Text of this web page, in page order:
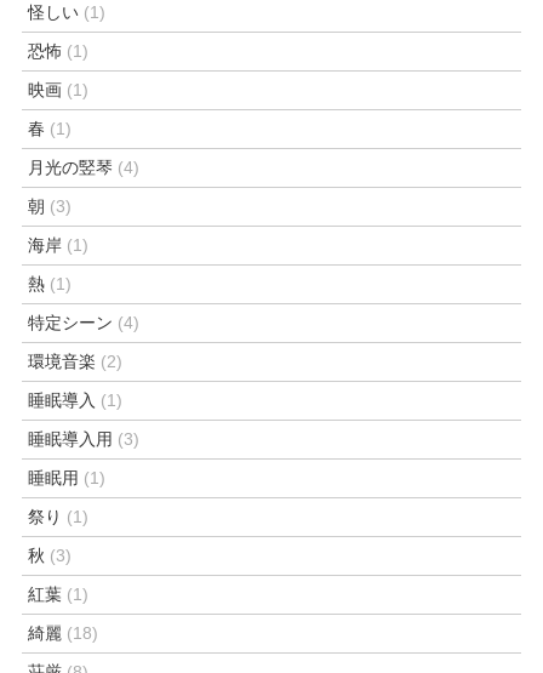
怪しい (1)
恐怖 (1)
映画 (1)
春 (1)
月光の竪琴 (4)
朝 (3)
海岸 (1)
熱 (1)
特定シーン (4)
環境音楽 (2)
睡眠導入 (1)
睡眠導入用 (3)
睡眠用 (1)
祭り (1)
秋 (3)
紅葉 (1)
綺麗 (18)